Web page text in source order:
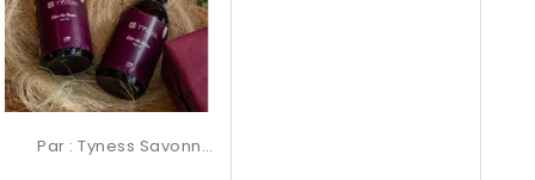
Par : Tyness Savonnerie